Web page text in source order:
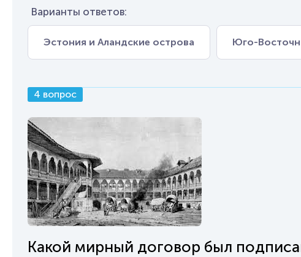
Варианты ответов:
Эстония и Аландские острова Юго-
4 вопрос
Какой мирный договор был